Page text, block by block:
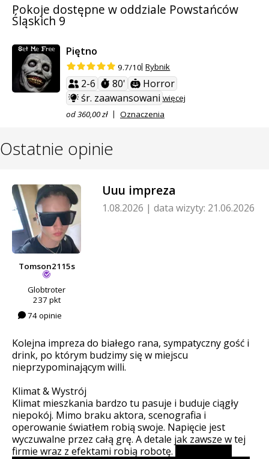
Pokoje dostępne w oddziale Powstańców
Śląskich 9
Piętno
9.7/10 Rybnik
2-6 80'
Horror
śr. zaawansowani więcej
od 360,00 zł
Oznaczenia
Ostatnie opinie
Tomson2115s
Globtroter
237 pkt
74 opinie
Uuu impreza
1.08.2026 | data wizyty: 21.06.2026
Kolejna impreza do białego rana, sympatyczny gość i
drink, po którym budzimy się w miejscu
nieprzypominającym willi.
Klimat & Wystrój
Klimat mieszkania bardzo tu pasuje i buduje ciągły
niepokój. Mimo braku aktora, scenografia i
operowanie światłem robią swoje. Napięcie jest
wyczuwalne przez całą grę. A detale jak zawsze w tej
firmie wraz z efektami robią robotę.